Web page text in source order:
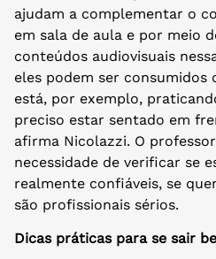
ajudam a complementar o
em sala de aula e por meio
conteúdos audiovisuais
eles podem ser consumidos
está, por exemplo,
preciso estar sentado em
afirma Nicolazzi. O
necessidade de verificar se
realmente confiáveis, se
são profissionais sérios.
Dicas práticas para se sair